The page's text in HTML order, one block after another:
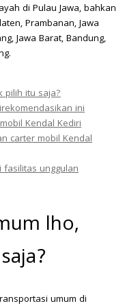
di Pulau Jawa, bahkan
Prambanan, Jawa
Jawa Barat, Bandung,
pilih itu saja?
ini
Kendal Kediri
carter mobil Kendal
unggulan
lho,
umum di